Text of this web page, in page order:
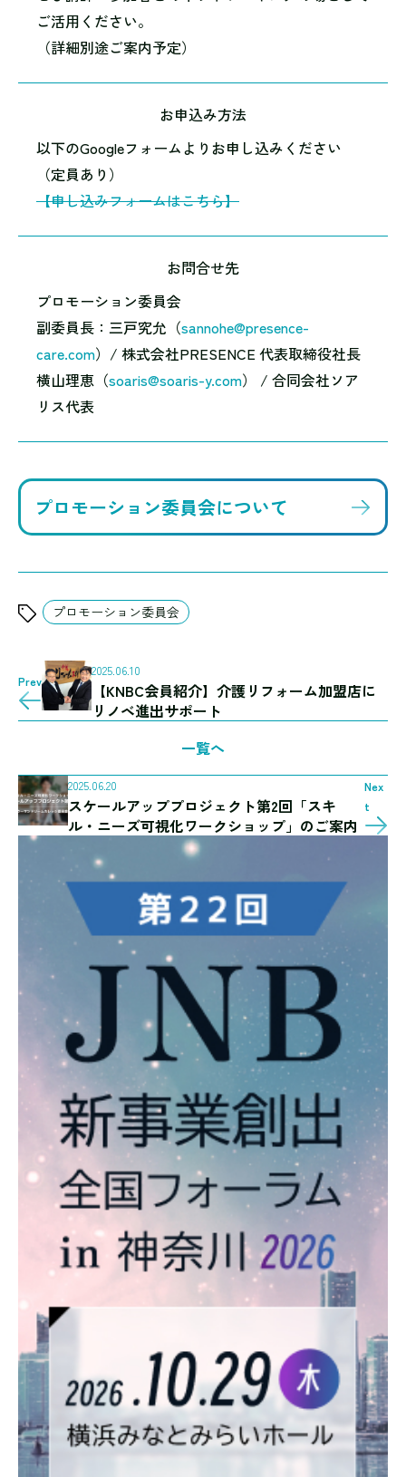
ご活用ください。
（詳細別途ご案内予定）
お申込み方法
以下のGoogleフォームよりお申し込みください
（定員あり）
【申し込みフォームはこちら】
お問合せ先
プロモーション委員会
副委員長：三戸究允（sannohe@presence-
care.com）/ 株式会社PRESENCE 代表取締役社長
横山理恵（soaris@soaris-y.com） / 合同会社ソア
リス代表
プロモーション委員会について
プロモーション委員会
Prev
2025.06.10
【KNBC会員紹介】介護リフォーム加盟店に
リノベ進出サポート
一覧へ
2025.06.20
スケールアッププロジェクト第2回「スキ
ル・ニーズ可視化ワークショップ」のご案内
Nex
t